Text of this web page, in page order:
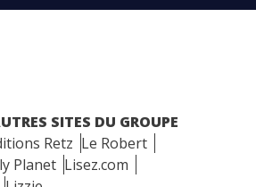
SITES DU GROUPE
Retz Le Robert
Planet Lisez.com